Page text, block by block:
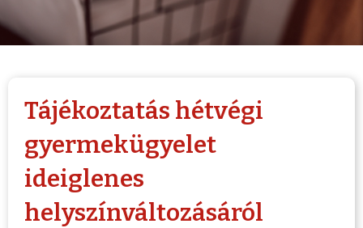
Tájékoztatás hétvégi
gyermekügyelet
ideiglenes
helyszínváltozásáról